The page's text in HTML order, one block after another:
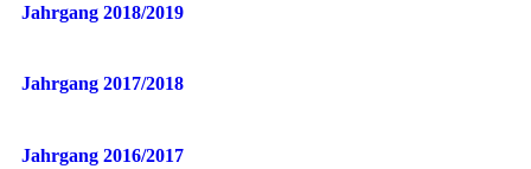
Jahrgang 2018/2019
Jahrgang 2017/2018
Jahrgang 2016/2017